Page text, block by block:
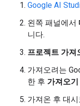
Google AI
왼쪽 패널에서
니다.
프로젝트 가져
가져오려는
한 후 가져오기
가져온 후 대